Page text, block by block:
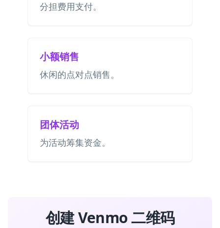
分担费用支付。
小额销售
休闲的点对点销售。
团体活动
为活动筹集资金。
创建 Venmo 二维码